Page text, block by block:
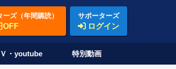
ズ（年間購読）
OFF
サポーターズ
ログイン
・youtube 特別動画